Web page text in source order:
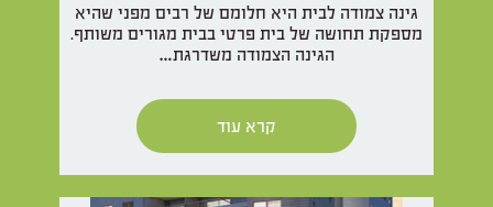
גינה צמודה לבית היא חלומם של רבים מפני שהיא
מספקת תחושה של בית פרטי בבית מגורים משותף.
הגינה הצמודה משדרגת…
קרא עוד